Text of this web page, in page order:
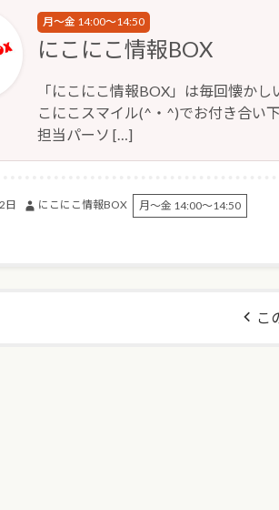
月～金 14:00～14:50
にこにこ情報BOX
「にこにこ情報BOX」は毎回懐か
こにこスマイル(^・^)でお付き合い
担当パーソ […]
日 にこにこ情報BOX 月～金 14:00～14:50
こ